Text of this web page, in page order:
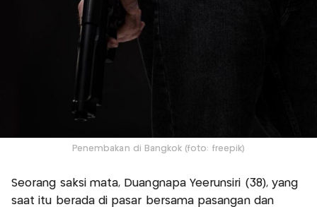
Penembakan di Bangkok (foto: freepik)
Seorang saksi mata, Duangnapa Yeerunsiri (38), yang
saat itu berada di pasar bersama pasangan dan